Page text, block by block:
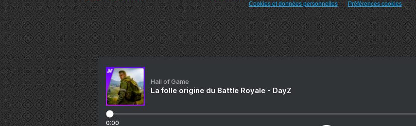
Cookies et données personnelles
Préférences cookies
Hall of Game
La folle origine du Battle Royale - DayZ
0:00